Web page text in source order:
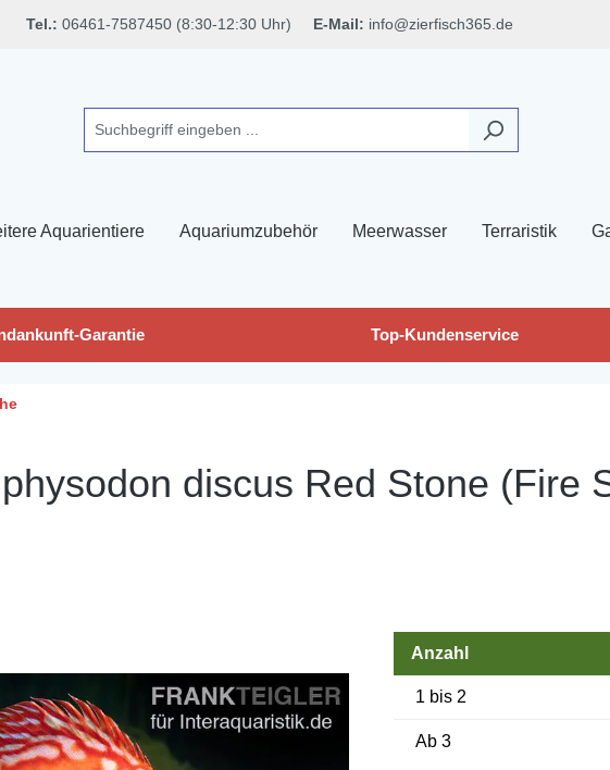
Tel.: 06461-7587450 (8:30-12:30 Uhr) E-Mail: info@zierfisch365.de
Aquarientiere Aquariumzubehör Meerwasser Terraristik
Garantie Top-Kundenservice
discus Red Stone (Fire
Anzahl
1 bis 2
Ab 3